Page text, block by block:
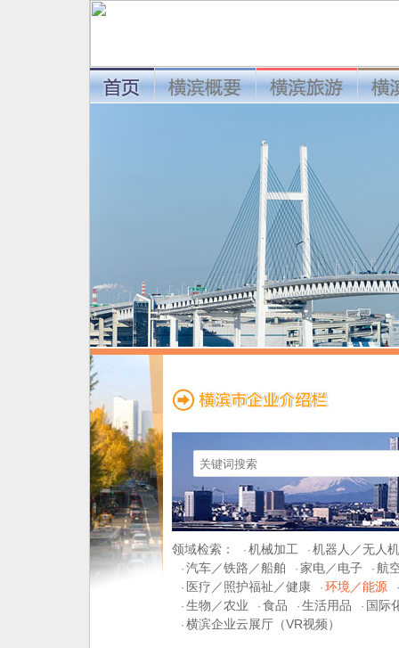
领域检索： · 机械加工 · 机器人／无人机
· 汽车／铁路／船舶 · 家电／电子 · 航
· 医疗／照护福祉／健康 · 环境／能源
·
· 生物／农业 · 食品 · 生活用品 · 国际
· 横滨企业云展厅（VR视频）